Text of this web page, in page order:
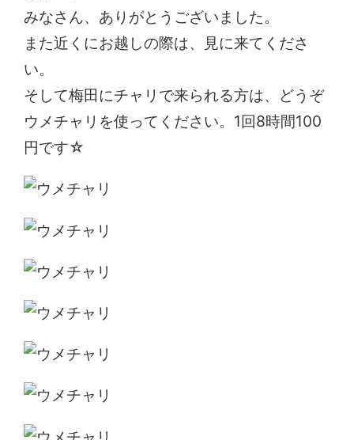
みなさん、ありがとうございました。
また近くにお越しの際は、見に来てくださ
い。
そして梅田にチャリで来られる方は、どうぞ
ウメチャリを使ってください。1回8時間100
円です☆